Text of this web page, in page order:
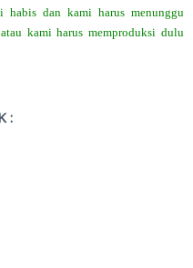
dan kami harus menunggu
kami harus memproduksi dulu
: